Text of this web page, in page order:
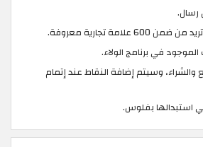
رسال.
علامة تجارية معروفة.
في برنامج الولاء.
وسيتم إضافة النقاط عند إتمام
استبدالها بفلوس.